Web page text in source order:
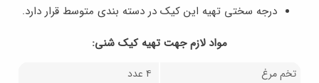
درجه سختى تهيه اين كيك در دسته بندى متوسط قرار دارد.
مواد لازم جهت تهيه كيك شنى:
تخم مرغ